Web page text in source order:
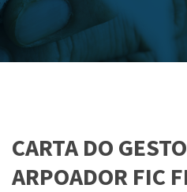
CARTA DO
ARPOADOR FIC